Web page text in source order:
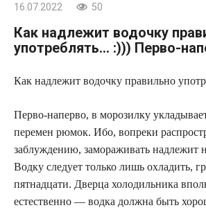
16.07.2022 50
Как надлежит водочку
употреблять… :))) Перво-
Как надлежит водочку правильно
Перво-наперво, в морозилку
перемен рюмок. Ибо, вопреки
заблуждению, замораживать надлежит
Водку следует только лишь охладить,
пятнадцати. Дверца холодильника
естественно — водка должна быть